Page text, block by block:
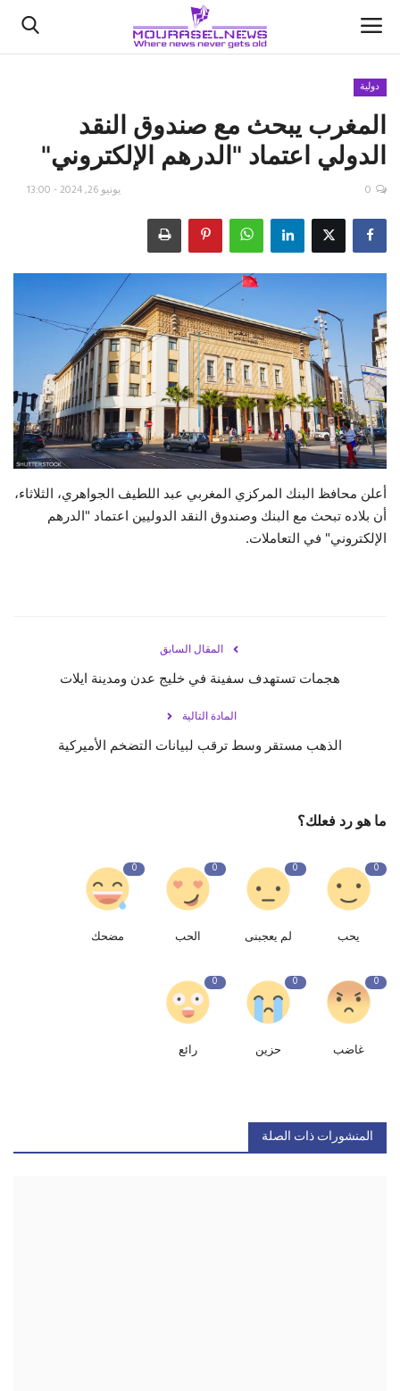
الأخبار
كتّابنا
اقتصاد
علوم وتكنولوجيا
رياضة
فيديو
حياة
دولية
المغرب يبحث مع صندوق النقد
الدولي اعتماد "الدرهم الإلكتروني"
يونيو 26, 2024 - 13:00 0
أعلن محافظ البنك المركزي المغربي عبد اللطيف الجواهري، الثلاثاء،
أن بلاده تبحث مع البنك وصندوق النقد الدوليين اعتماد "الدرهم
الإلكتروني" في التعاملات.
المقال السابق
هجمات تستهدف سفينة في خليج عدن ومدينة ايلات
المادة التالية
الذهب مستقر وسط ترقب لبيانات التضخم الأميركية
ما هو رد فعلك؟
0
يحب
0
لم يعجبنى
0
الحب
0
مضحك
0
غاضب
0
حزين
0
رائع
المنشورات ذات الصلة